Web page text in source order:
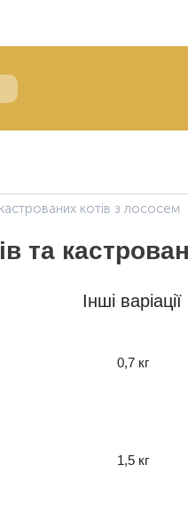
котів з лососем
та
Інші варіації
0,7 кг
1,5 кг